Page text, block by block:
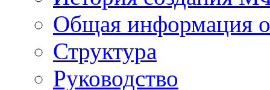
Общая
Структура
Руководство